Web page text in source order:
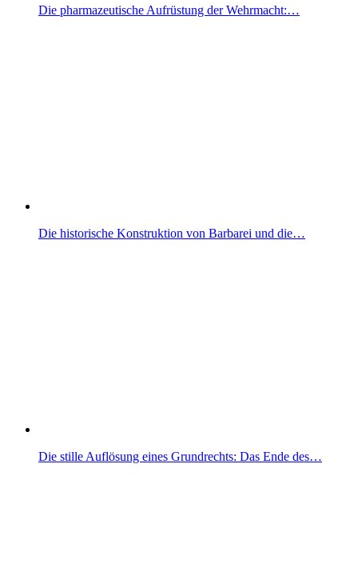
Die pharmazeutische Aufrüstung der Wehrmacht:…
Die historische Konstruktion von Barbarei und die…
Die stille Auflösung eines Grundrechts: Das Ende des…